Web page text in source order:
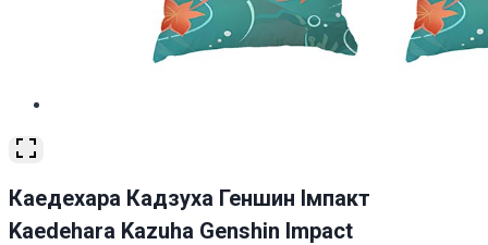
Каедехара Кадзуха Геншин Імпакт
Kaedehara Kazuha Genshin Impact